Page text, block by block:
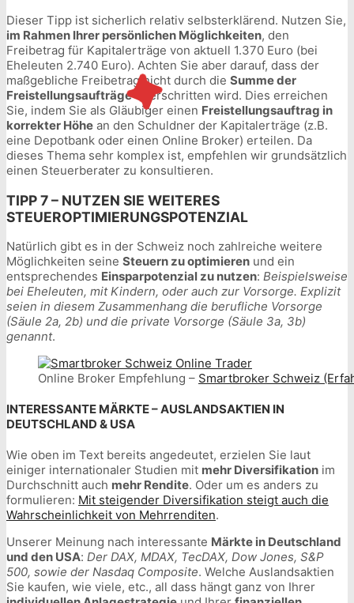
Dieser Tipp ist sicherlich relativ selbsterklärend. Nutzen Sie,
im Rahmen Ihrer persönlichen Möglichkeiten, den
Freibetrag für Kapitalerträge von aktuell 1.370 Euro (bei
Eheleuten 2.740 Euro). Achten Sie aber darauf, dass der
maßgebliche Freibetrag nicht durch die Summe der
Freistellungsaufträgeüberschritten wird. Dies erreichen
Sie, indem Sie als Gläubiger einen Freistellungsauftrag in
korrekter Höhe an den Schuldner der Kapitalerträge (z.B.
eine Depotbank oder einen Online Broker) erteilen. Da
dieses Thema sehr komplex ist, empfehlen wir grundsätzlich
einen Steuerberater zu konsultieren.
TIPP 7 – NUTZEN SIE WEITERES
STEUEROPTIMIERUNGSPOTENZIAL
Natürlich gibt es in der Schweiz noch zahlreiche weitere
Möglichkeiten seine Steuern zu optimieren und ein
entsprechendes Einsparpotenzial zu nutzen: Beispielsweise
bei Eheleuten, mit Kindern, oder auch zur Vorsorge. Explizit
seien in diesem Zusammenhang die berufliche Vorsorge
(Säule 2a, 2b) und die private Vorsorge (Säule 3a, 3b)
genannt.
Online Broker Empfehlung – Smartbroker Schweiz
INTERESSANTE MÄRKTE – AUSLANDSAKTIEN IN
DEUTSCHLAND & USA
Wie oben im Text bereits angedeutet, erzielen Sie laut
einiger internationaler Studien mit mehr Diversifikation im
Durchschnitt auch mehr Rendite. Oder um es anders zu
formulieren: Mit steigender Diversifikation steigt auch die
Wahrscheinlichkeit von Mehrrenditen.
Unserer Meinung nach interessante Märkte in Deutschland
und den USA: Der DAX, MDAX, TecDAX, Dow Jones, S&P
500, sowie der Nasdaq Composite. Welche Auslandsaktien
Sie kaufen, wie viele, etc., all dass hängt ganz von Ihrer